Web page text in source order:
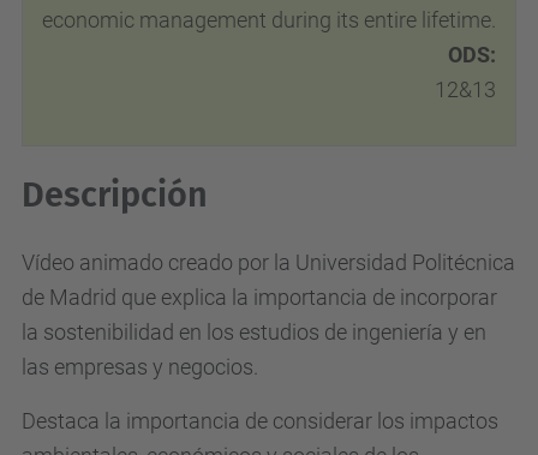
economic management during its entire lifetime.
ODS:
12&13
Descripción
Vídeo animado creado por la Universidad Politécnica
de Madrid que explica la importancia de incorporar
la sostenibilidad en los estudios de ingeniería y en
las empresas y negocios.
Destaca la importancia de considerar los impactos